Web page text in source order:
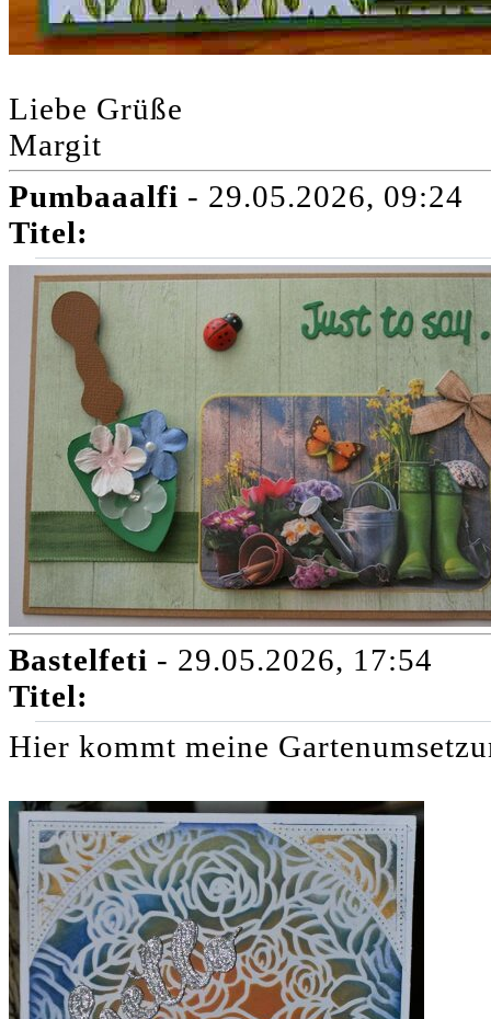
Liebe Grüße
Margit
Pumbaaalfi - 29.05.2026, 09:24
Titel:
Bastelfeti - 29.05.2026, 17:54
Titel:
Hier kommt meine